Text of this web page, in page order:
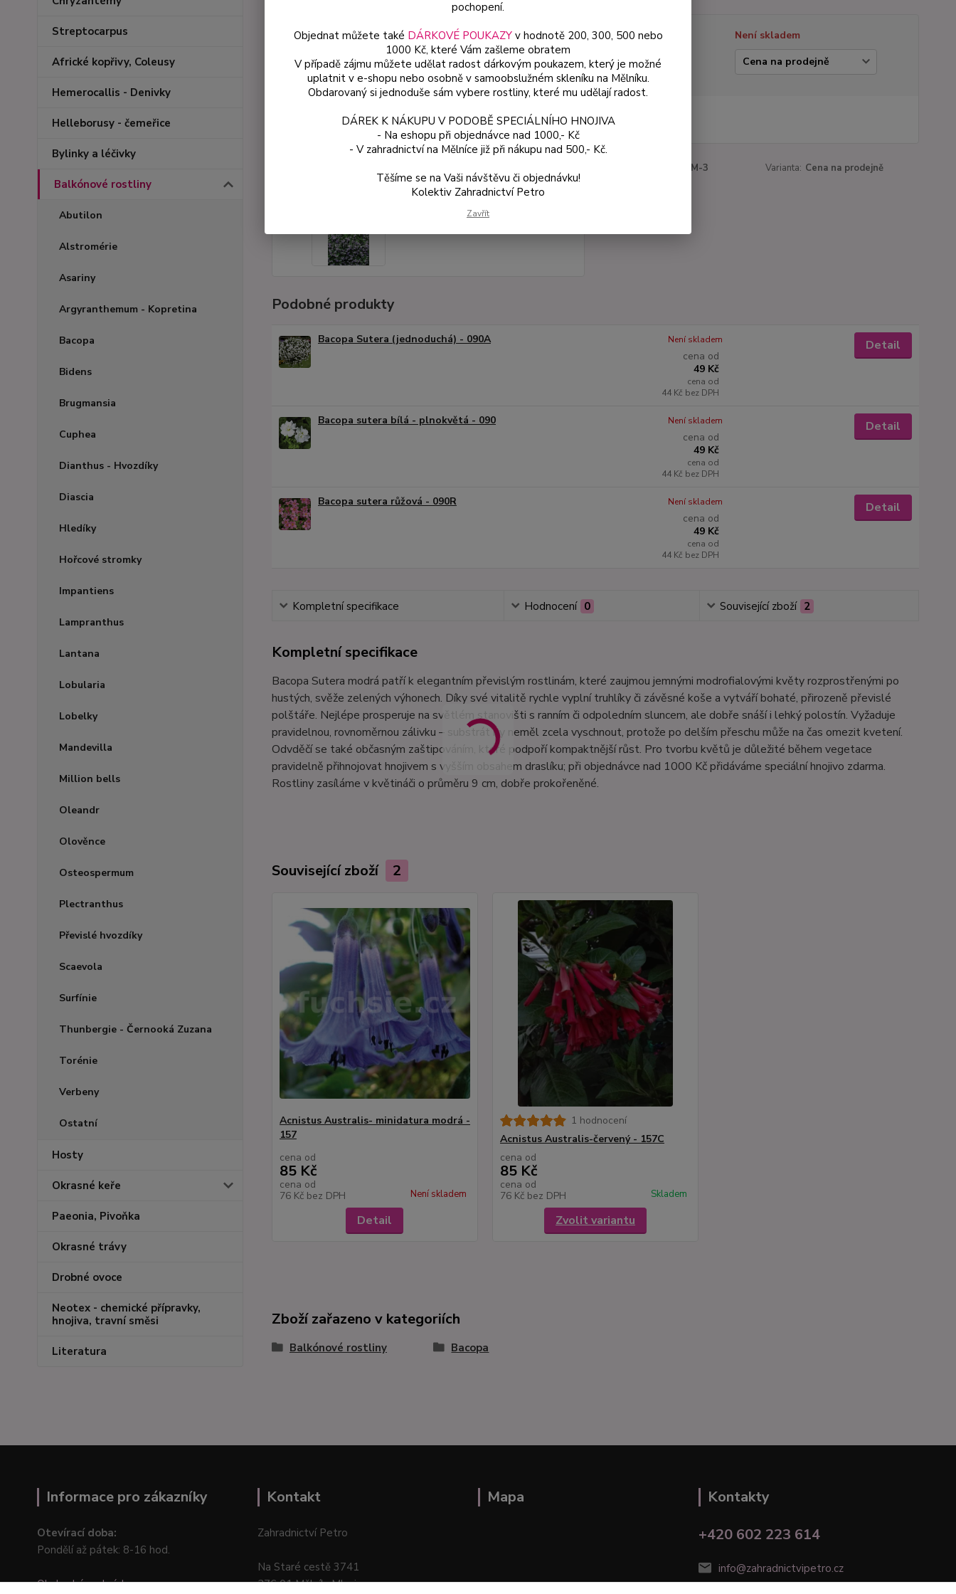
Streptocarpus
Africké kopřivy, Coleusy
Hemerocallis - Denivky
Helleborusy - čemeřice
Bylinky a léčivky
Balkónové rostliny
Abutilon
Alstromérie
Asariny
Argyranthemum - Kopretina
Bacopa
Bidens
Brugmansia
Cuphea
Dianthus - Hvozdíky
Diascia
Hledíky
Hořcové stromky
Impantiens
Lampranthus
Lantana
Lobularia
Lobelky
Mandevilla
Million bells
Oleandr
Olověnce
Osteospermum
Plectranthus
Převislé hvozdíky
Scaevola
Surfínie
Thunbergie - Černooká Zuzana
Torénie
Verbeny
Ostatní
Hosty
Okrasné keře
Paeonia, Pivoňka
Okrasné trávy
Drobné ovoce
Neotex - chemické přípravky,
hnojiva, travní směsi
Literatura
Dostupnost
Není skladem
Varianta
090M-3 Varianta: Cena na prodejně
Podobné produkty
Bacopa Sutera (jednoduchá) - 090A
cena od
49 Kč
cena od
44 Kč bez DPH
Není skladem Detail
Bacopa sutera bílá - plnokvětá - 090
cena od
49 Kč
cena od
44 Kč bez DPH
Není skladem Detail
Bacopa sutera růžová - 090R
cena od
49 Kč
cena od
44 Kč bez DPH
Není skladem Detail
Kompletní specifikace Hodnocení 0 Související zboží 2
Kompletní specifikace
Bacopa Sutera modrá patří k elegantním převislým rostlinám, které zaujmou jemnými modrofialovými květy rozprostřenými po
hustých, svěže zelených výhonech. Díky své vitalitě rychle vyplní truhlíky či závěsné koše a vytváří bohaté, přirozeně převislé
polštáře. Nejlépe prosperuje na světlém stanovišti s ranním či odpoledním sluncem, ale dobře snáší i lehký polostín. Vyžaduje
pravidelnou, rovnoměrnou zálivku – substrát by neměl zcela vyschnout, protože po delším přeschu může na čas omezit kvetení.
Odvděčí se také občasným zaštipováním, které podpoří kompaktnější růst. Pro tvorbu květů je důležité během vegetace
pravidelně přihnojovat hnojivem s vyšším obsahem draslíku; při objednávce nad 1000 Kč přidáváme speciální hnojivo zdarma.
Rostliny zasíláme v květináči o průměru 9 cm, dobře prokořeněné.
Související zboží 2
Acnistus Australis- minidatura modrá -
157
cena od
85 Kč
cena od
76 Kč bez DPH Není skladem
Detail
1 hodnocení
Acnistus Australis-červený - 157C
cena od
85 Kč
cena od
76 Kč bez DPH Skladem
Zvolit variantu
Zboží zařazeno v kategoriích
Balkónové rostliny Bacopa
Informace pro zákazníky
Otevírací doba:
Pondělí až pátek: 8-16 hod.
Obchodní podmínky
Kontakt
Zahradnictví Petro
Na Staré cestě 3741
276 01 Mělník–Mlazice
Mapa
Kontakty
+420 602 223 614
info@zahradnictvipetro.cz
pochopení.
Objednat můžete také DÁRKOVÉ POUKAZYv hodnotě 200, 300, 500 nebo
1000 Kč, které Vám zašleme obratem
V případě zájmu můžete udělat radost dárkovým poukazem, který je možné
uplatnit v e-shopu nebo osobně v samoobslužném skleníku na Mělníku.
Obdarovaný si jednoduše sám vybere rostliny, které mu udělají radost.
DÁREK K NÁKUPU V PODOBĚ SPECIÁLNÍHO HNOJIVA
- Na eshopu při objednávce nad 1000,- Kč
- V zahradnictví na Mělníce již při nákupu nad 500,- Kč.
Těšíme se na Vaši návštěvu či objednávku!
Kolektiv Zahradnictví Petro
Zavřít